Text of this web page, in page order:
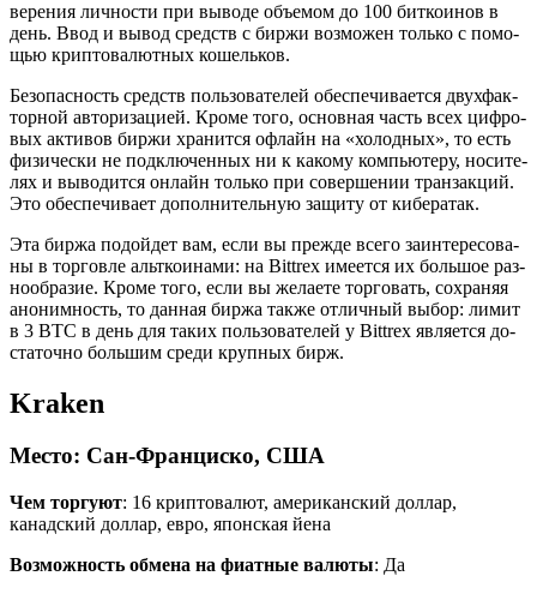
ве­ре­ния лич­но­сти при вы­во­де объ­е­мом до 100 бит­ко­и­нов в
день. Ввод и вывод средств с биржи воз­мо­жен толь­ко с по­мо­
щью крип­то­ва­лют­ных ко­шель­ков.
Без­опас­ность средств поль­зо­ва­те­лей обес­пе­чи­ва­ет­ся двух­фак­
тор­ной ав­то­ри­за­ци­ей. Кроме того, ос­нов­ная часть всех циф­ро­
вых ак­ти­вов биржи хра­нит­ся офлайн на «хо­лод­ных», то есть
фи­зи­че­ски не под­клю­чен­ных ни к ка­ко­му ком­пью­те­ру, но­си­те­
лях и вы­во­дит­ся он­лайн толь­ко при со­вер­ше­нии тран­зак­ций.
Это обес­пе­чи­ва­ет до­пол­ни­тель­ную за­щи­ту от ки­бе­р­атак.
Эта биржа по­дой­дет вам, если вы пре­жде всего за­ин­те­ре­со­ва­
ны в тор­гов­ле альт­ко­и­на­ми: на Bittrex име­ет­ся их боль­шое раз­
но­об­ра­зие. Кроме того, если вы же­ла­е­те тор­го­вать, со­хра­няя
ано­ним­ность, то дан­ная биржа также от­лич­ный выбор: лимит
в 3 BTC в день для таких поль­зо­ва­те­лей у Bittrex яв­ля­ет­ся до­
ста­точ­но боль­шим среди круп­ных бирж.
Kraken
Место: Сан-Франциско, США
Чем торгуют: 16 криптовалют, американский доллар,
канадский доллар, евро, японская йена
Возможность обмена на фиатные валюты: Да